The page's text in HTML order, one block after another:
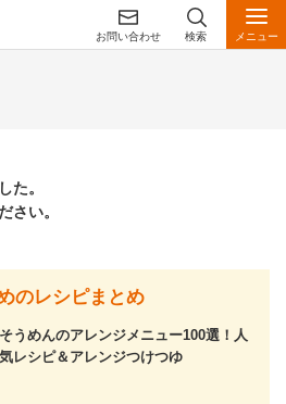
お問い合わせ 検索 メニュー
た。
さい。
のレシピまとめ
そうめんのアレンジメニュー100選！人
気レシピ＆アレンジつけつゆ